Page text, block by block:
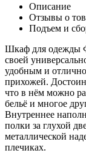
Описание
Отзывы о
Подъем и
Шкаф для одежды
своей
удобным и
прихожей.
что в нём можно
бельё и многое
Внутреннее
полки за глухой
металлической
плечиках.